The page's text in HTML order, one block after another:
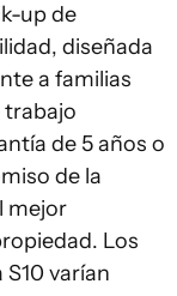
up de
diseñada
a familias
trabajo
de 5 años o
de la
mejor
Los
varían